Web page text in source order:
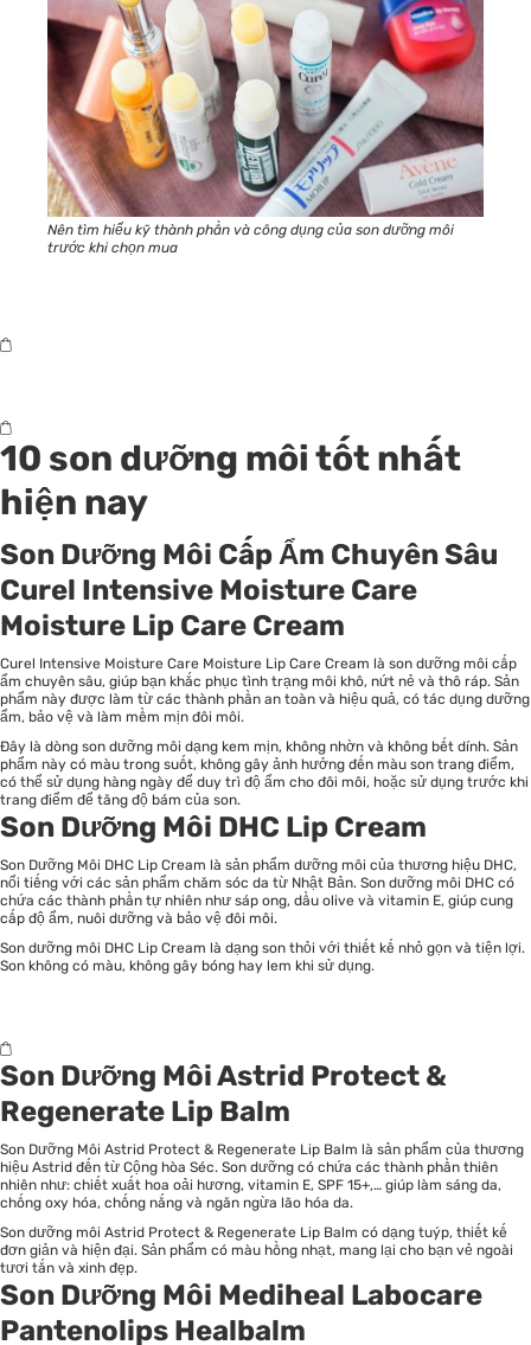
Nên tìm hiểu kỹ thành phần và công dụng của son dưỡng môi
trước khi chọn mua
10 son dưỡng môi tốt nhất
hiện nay
Son Dưỡng Môi Cấp Ẩm Chuyên Sâu
Curel Intensive Moisture Care
Moisture Lip Care Cream
Curel Intensive Moisture Care Moisture Lip Care Cream là son dưỡng môi cấp
ẩm chuyên sâu, giúp bạn khắc phục tình trạng môi khô, nứt nẻ và thô ráp. Sản
phẩm này được làm từ các thành phần an toàn và hiệu quả, có tác dụng dưỡng
ẩm, bảo vệ và làm mềm mịn đôi môi.
Đây là dòng son dưỡng môi dạng kem mịn, không nhờn và không bết dính. Sản
phẩm này có màu trong suốt, không gây ảnh hưởng đến màu son trang điểm,
có thể sử dụng hàng ngày để duy trì độ ẩm cho đôi môi, hoặc sử dụng trước khi
trang điểm để tăng độ bám của son.
Son Dưỡng Môi DHC Lip Cream
Son Dưỡng Môi DHC Lip Cream là sản phẩm dưỡng môi của thương hiệu DHC,
nổi tiếng với các sản phẩm chăm sóc da từ Nhật Bản. Son dưỡng môi DHC có
chứa các thành phần tự nhiên như sáp ong, dầu olive và vitamin E, giúp cung
cấp độ ẩm, nuôi dưỡng và bảo vệ đôi môi.
Son dưỡng môi DHC Lip Cream là dạng son thỏi với thiết kế nhỏ gọn và tiện lợi.
Son không có màu, không gây bóng hay lem khi sử dụng.
Son Dưỡng Môi Astrid Protect &
Regenerate Lip Balm
Son Dưỡng Môi Astrid Protect & Regenerate Lip Balm là sản phẩm của thương
hiệu Astrid đến từ Cộng hòa Séc. Son dưỡng có chứa các thành phần thiên
nhiên như: chiết xuất hoa oải hương, vitamin E, SPF 15+,… giúp làm sáng da,
chống oxy hóa, chống nắng và ngăn ngừa lão hóa da.
Son dưỡng môi Astrid Protect & Regenerate Lip Balm có dạng tuýp, thiết kế
đơn giản và hiện đại. Sản phẩm có màu hồng nhạt, mang lại cho bạn vẻ ngoài
tươi tắn và xinh đẹp.
Son Dưỡng Môi Mediheal Labocare
Pantenolips Healbalm